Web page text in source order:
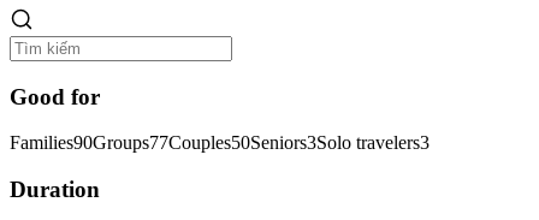
Good for
Families90Groups77Couples50Seniors3Solo travelers3
Duration